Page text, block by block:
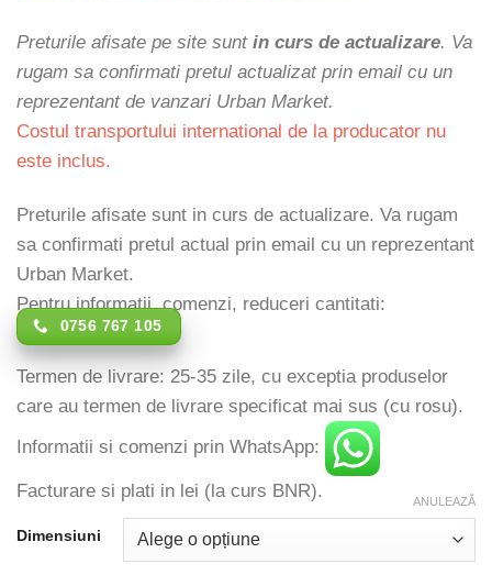
Preturile afisate pe site sunt in curs de actualizare. Va
rugam sa confirmati pretul actualizat prin email cu un
reprezentant de vanzari Urban Market.
Costul transportului international de la producator nu
este inclus.
Preturile afisate sunt in curs de actualizare. Va rugam
sa confirmati pretul actual prin email cu un reprezentant
Urban Market.
Pentru informatii, comenzi, reduceri cantitati:
0756 767 105
Termen de livrare: 25-35 zile, cu exceptia produselor
care au termen de livrare specificat mai sus (cu rosu).
Informatii si comenzi prin WhatsApp:
Facturare si plati in lei (la curs BNR).
Dimensiuni
ANULEAZĂ